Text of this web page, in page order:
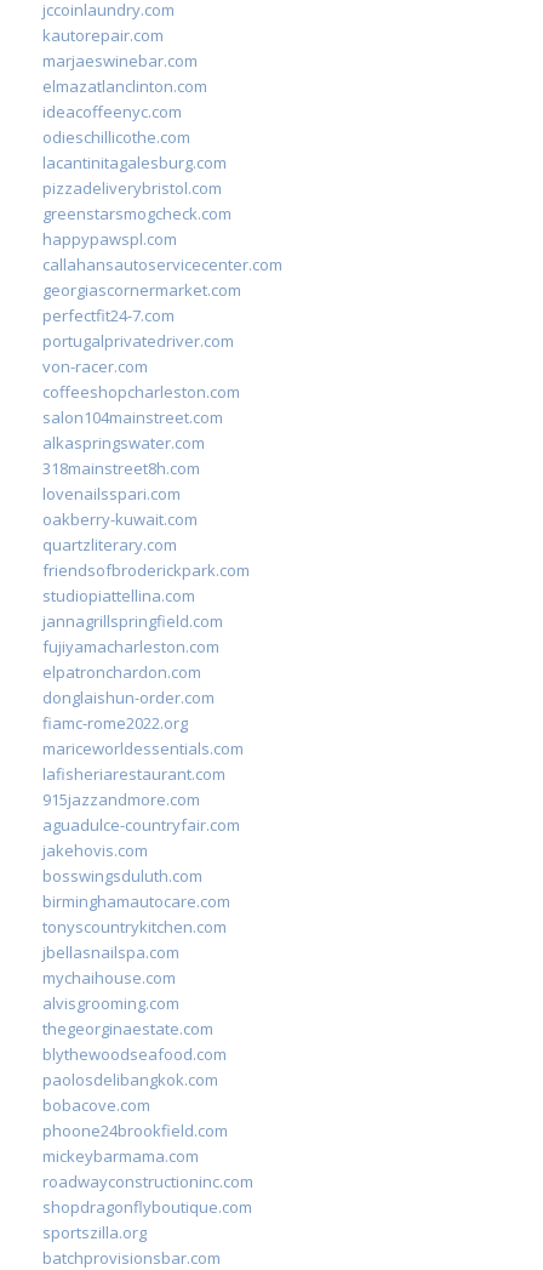
jccoinlaundry.com
kautorepair.com
marjaeswinebar.com
elmazatlanclinton.com
ideacoffeenyc.com
odieschillicothe.com
lacantinitagalesburg.com
pizzadeliverybristol.com
greenstarsmogcheck.com
happypawspl.com
callahansautoservicecenter.com
georgiascornermarket.com
perfectfit24-7.com
portugalprivatedriver.com
von-racer.com
coffeeshopcharleston.com
salon104mainstreet.com
alkaspringswater.com
318mainstreet8h.com
lovenailsspari.com
oakberry-kuwait.com
quartzliterary.com
friendsofbroderickpark.com
studiopiattellina.com
jannagrillspringfield.com
fujiyamacharleston.com
elpatronchardon.com
donglaishun-order.com
fiamc-rome2022.org
mariceworldessentials.com
lafisheriarestaurant.com
915jazzandmore.com
aguadulce-countryfair.com
jakehovis.com
bosswingsduluth.com
birminghamautocare.com
tonyscountrykitchen.com
jbellasnailspa.com
mychaihouse.com
alvisgrooming.com
thegeorginaestate.com
blythewoodseafood.com
paolosdelibangkok.com
bobacove.com
phoone24brookfield.com
mickeybarmama.com
roadwayconstructioninc.com
shopdragonflyboutique.com
sportszilla.org
batchprovisionsbar.com